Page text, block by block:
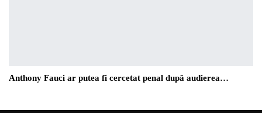
Anthony Fauci ar putea fi cercetat penal după audierea…